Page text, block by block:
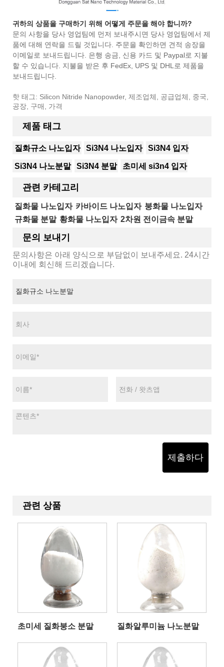
귀하의 상품을 구매하기 위해 어떻게 주문을 해야 합니까?
문의 사항을 당사 영업팀에 먼저 보내주시면 당사 영업팀에서 제
품에 대해 연락을 드릴 것입니다. 주문을 확인하면 견적 송장을
이메일로 보내드립니다. 은행 송금, 신용 카드 및 Paypal로 지불
할 수 있습니다. 지불을 받은 후 FedEx, UPS 및 DHL로 제품을
보내드립니다.
핫 태그: Silicon Nitride Nanopowder, 제조업체, 공급업체, 중국,
공장, 구매, 가격
제품 태그
질화규소 나노입자 Si3N4 나노입자 Si3N4 입자
Si3N4 나노분말 Si3N4 분말 초미세 si3n4 입자
관련 카테고리
질화물 나노입자 카바이드 나노입자 붕화물 나노입자
규화물 분말 황화물 나노입자 2차원 전이금속 분말
문의 보내기
문의사항은 아래 양식으로 부담없이 보내주세요. 24시간
이내에 회신해 드리겠습니다.
제출하다
관련 상품
초미세 질화붕소 분말 질화알루미늄 나노분말